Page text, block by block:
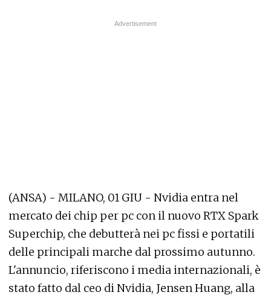
(ANSA) - MILANO, 01 GIU - Nvidia entra nel
mercato dei chip per pc con il nuovo RTX Spark
Superchip, che debutterà nei pc fissi e portatili
delle principali marche dal prossimo autunno.
L'annuncio, riferiscono i media internazionali, è
stato fatto dal ceo di Nvidia, Jensen Huang, alla